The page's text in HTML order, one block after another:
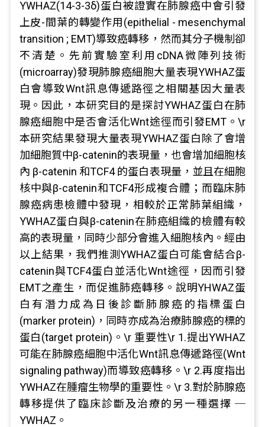
YWHAZ(14-3-3δ)蛋白被證實在肺腺癌中會引發
上皮-間葉的轉變作用(epithelial - mesenchymal
transition ; EMT)導致癌轉移，然而其分子機制卻
不清楚。先前實驗室利用cDNA微陣列技術
(microarray)發現肺腺癌細胞大量表現YWHAZ蛋
白會導致Wnt訊息傳遞路徑之相關基因大量表
現。因此，本研究目的是探討YWHAZ蛋白在肺
腺癌細胞中是否會活化Wnt途徑而引發EMT。\r
本研究結果發現大量表現YWHAZ蛋白除了會增
加細胞質中β-catenin的表現量，也會增加細胞核
內 β-catenin 和TCF4 的蛋白表現量，並且在細胞
核中與β-catenin和TCF4形成複合體；而臨床肺
腺癌病患檢體中發現，相較於正常肺葉組織，
YWHAZ蛋白與β-catenin在肺癌組織的檢體有較
高的表現量，同時少部分會進入細胞核內。經由
以上結果，我們推測YWHAZ蛋白可能會結合β-
catenin與TCF4蛋白並活化Wnt途徑，因而引發
EMT之產生，而促進肺癌轉移。說明YHWAZ蛋
白有潛力成為日後診斷肺腺癌的指標蛋白
(marker protein)，同時亦成為治療肺腺癌的標的
蛋白(target protein)。\r 重要性\r 1.提出YWHAZ
可能在肺腺癌細胞中活化Wnt訊息傳遞路徑(Wnt
signaling pathway)而導致癌轉移。\r 2.再度指出
YWHAZ在腫瘤生物學的重要性。\r 3.對於肺腺癌
轉移提供了臨床診斷及治療的另一種選擇 ─
YWHAZ。